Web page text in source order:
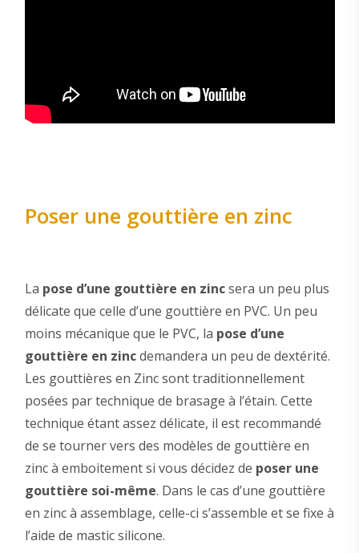
Poser une gouttière en zinc
La pose d’une gouttière en zincsera un peu plus
délicate que celle d’une gouttière en PVC. Un peu
moins mécanique que le PVC, la pose d’une
gouttière en zincdemandera un peu de dextérité.
Les gouttières en Zinc sont traditionnellement
posées par technique de brasage à l’étain. Cette
technique étant assez délicate, il est recommandé
de se tourner vers des modèles de gouttière en
zinc à emboitement si vous décidez de poser une
gouttière soi-même. Dans le cas d’une gouttière
en zinc à assemblage, celle-ci s’assemble et se fixe à
l’aide de mastic silicone.